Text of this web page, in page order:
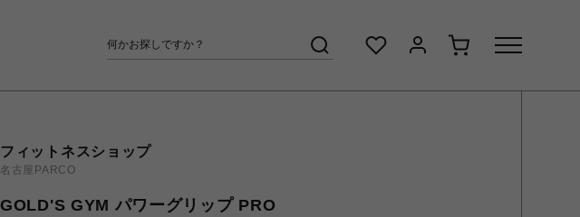
フィットネスショップ
名古屋PARCO
GOLD'S GYM パワーグリップ PRO